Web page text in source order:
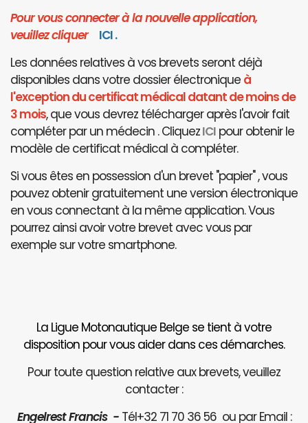
Pour vous connecter à la nouvelle application,
veuillez cliquer ICI.
Les données relatives à vos brevets seront déjà
disponibles dans votre dossier électronique à
l'exception du certificat médical datant de moins de
3 mois, que vous devrez télécharger après l'avoir fait
compléter par un médecin . CliquezICI pour obtenir le
modèle de certificat médical à compléter.
Si vous êtes en possession d'un brevet "papier" , vous
pouvez obtenir gratuitement une version électronique
en vous connectant à la même application. Vous
pourrez ainsi avoir votre brevet avec vous par
exemple sur votre smartphone.
La Ligue Motonautique Belge se tient à votre
disposition pour vous aider dans ces démarches.
Pour toute question relative aux brevets, veuillez
contacter :
Engelrest Francis -Tél+32 71 70 36 56 ou par Email :